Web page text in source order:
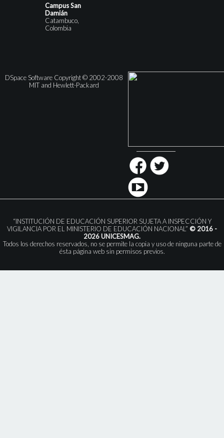
Campus San
Damián
Catambuco,
Colombia
DSpace Software Copyright © 2002-2008
MIT and Hewlett-Packard
“INSTITUCIÓN DE EDUCACIÓN SUPERIOR SUJETA A INSPECCIÓN Y
VIGILANCIA POR EL MINISTERIO DE EDUCACIÓN NACIONAL” © 2016 -
2026 UNICESMAG.
Todos los derechos reservados, no se permite la copia y uso de ninguna parte de
ésta página web sin permisos previos.